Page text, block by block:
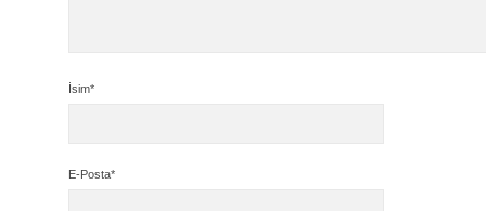
İsim*
E-Posta*